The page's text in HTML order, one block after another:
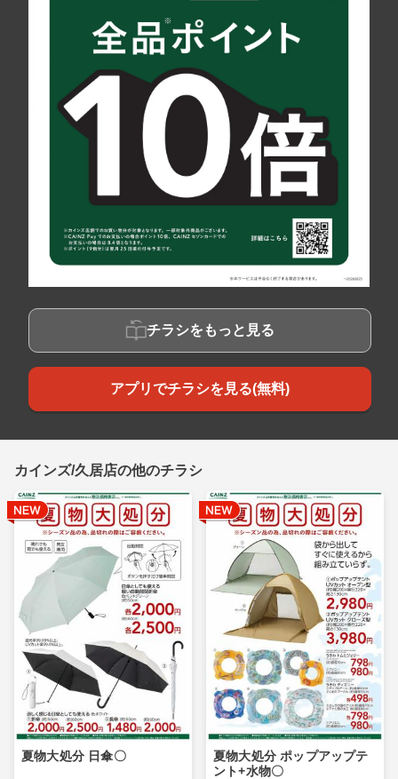
チラシをもっと見る
アプリでチラシを見る(無料)
カインズ/久居店の他のチラシ
夏物大処分 日傘〇
夏物大処分 ポップアップテ
ント+水物〇